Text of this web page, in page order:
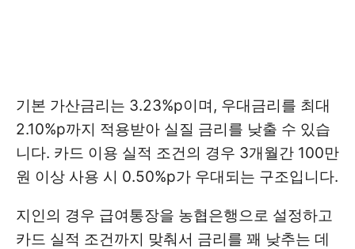
기본 가산금리는 3.23%p이며, 우대금리를 최대
2.10%p까지 적용받아 실질 금리를 낮출 수 있습
니다. 카드 이용 실적 조건의 경우 3개월간 100만
원 이상 사용 시 0.50%p가 우대되는 구조입니다.
지인의 경우 급여통장을 농협은행으로 설정하고
카드 실적 조건까지 맞춰서 금리를 꽤 낮추는 데